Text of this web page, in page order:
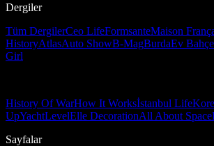
Dergiler
Tüm DergilerCeo LifeFormsanteMaison
HistoryAtlasAuto ShowB-MagBurdaEv Bahçe
Girl
History Of WarHow It Worksİstanbul Life
UpYachtLevelElle DecorationAll About Space
Sayfalar